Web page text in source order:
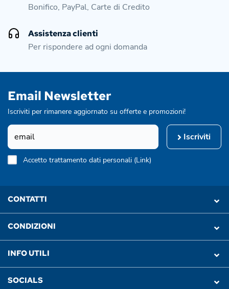
Bonifico, PayPal, Carte di Credito
Assistenza clienti
Per rispondere ad ogni domanda
Email Newsletter
Iscriviti per rimanere aggiornato su offerte e promozioni!
Iscriviti
Accetto trattamento dati personali (Link)
CONTATTI
CONDIZIONI
INFO UTILI
SOCIALS